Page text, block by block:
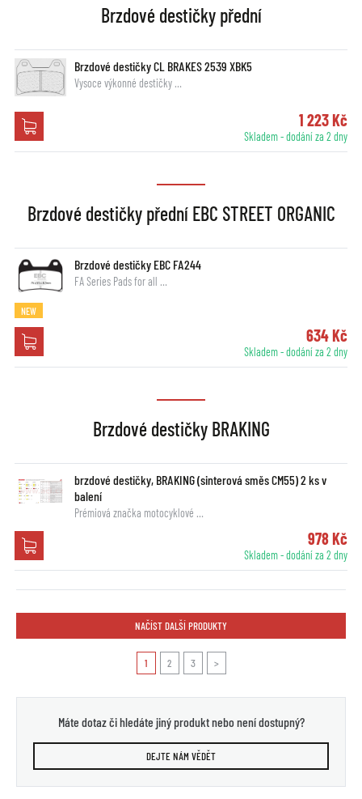
Brzdové destičky přední
Brzdové destičky CL BRAKES 2539 XBK5
Vysoce výkonné destičky …
1 223 Kč
Skladem - dodání za 2 dny
Brzdové destičky přední EBC STREET ORGANIC
Brzdové destičky EBC FA244
FA Series Pads for all …
NEW
634 Kč
Skladem - dodání za 2 dny
Brzdové destičky BRAKING
brzdové destičky, BRAKING (sinterová směs CM55) 2 ks v
balení
Prémiová značka motocyklové …
978 Kč
Skladem - dodání za 2 dny
NAČÍST DALŠÍ PRODUKTY
1 2 3 >
Máte dotaz či hledáte jiný produkt nebo není dostupný?
DEJTE NÁM VĚDĚT